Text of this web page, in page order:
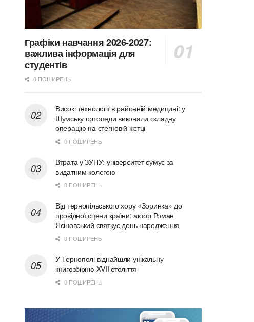
Графіки навчання 2026-2027:
важлива інформація для
студентів
0 ПОШИРЕНЬ
Високі технології в районній медицині: у
Шумську ортопеди виконали складну
операцію на стегновій кістці
0 ПОШИРЕНЬ
Втрата у ЗУНУ: університет сумує за
видатним колегою
0 ПОШИРЕНЬ
Від тернопільського хору «Зоринка» до
провідної сцени країни: актор Роман
Ясіновський святкує день народження
0 ПОШИРЕНЬ
У Тернополі віднайшли унікальну
книгозбірню XVII століття
0 ПОШИРЕНЬ